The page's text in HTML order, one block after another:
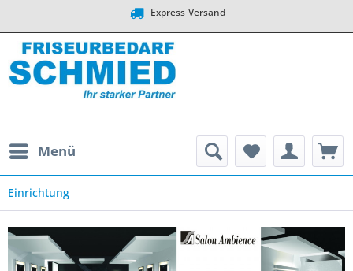
Express-Versand
Menü
Einrichtung